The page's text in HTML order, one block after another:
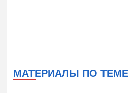
МАТЕРИАЛЫ ПО ТЕМЕ